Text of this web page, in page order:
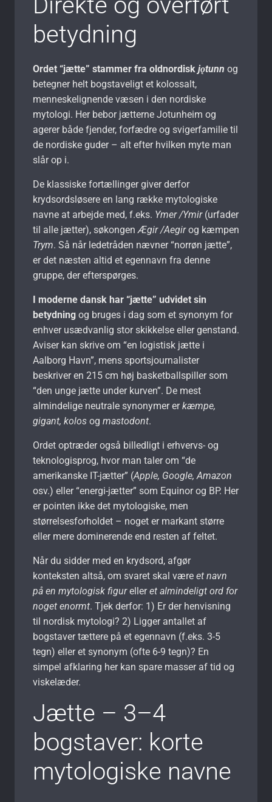
betydning
Ordet “jætte” stammer fra oldnordisk jǫtunn og
betegner helt bogstaveligt et kolossalt,
menneskelignende væsen i den nordiske
mytologi. Her bebor jætterne Jotunheim og
agerer både fjender, forfædre og svigerfamilie til
de nordiske guder – alt efter hvilken myte man
slår op i.
De klassiske fortællinger giver derfor
krydsordsløsere en lang række mytologiske
navne at arbejde med, f.eks. Ymer /Ymir(urfader
til alle jætter), søkongenÆgir /Aegirog kæmpen
Trym. Så når ledetråden nævner “norrøn jætte”,
er det næsten altid et egennavn fra denne
gruppe, der efterspørges.
I moderne dansk har “jætte” udvidet sin
betydning og bruges i dag som et synonym for
enhver usædvanlig stor skikkelse eller genstand.
Aviser kan skrive om “en logistisk jætte i
Aalborg Havn”, mens sportsjournalister
beskriver en 215 cm høj basketballspiller som
“den unge jætte under kurven”. De mest
almindelige neutrale synonymer erkæmpe,
gigant, kolos og mastodont.
Ordet optræder også billedligt i erhvervs- og
teknologisprog, hvor man taler om “de
amerikanske IT-jætter” (Apple, Google, Amazon
osv.) eller “energi-jætter” som Equinor og BP. Her
er pointen ikke det mytologiske, men
størrelsesforholdet – noget er markant større
eller mere dominerende end resten af feltet.
Når du sidder med en krydsord, afgør
konteksten altså, om svaret skal være et navn
på en mytologisk figurelleret almindeligt ord for
noget enormt. Tjek derfor: 1) Er der henvisning
til nordisk mytologi? 2) Ligger antallet af
bogstaver tættere på et egennavn (f.eks. 3-5
tegn) eller et synonym (ofte 6-9 tegn)? En
simpel afklaring her kan spare masser af tid og
viskelæder.
Jætte – 3–4
bogstaver: korte
mytologiske navne